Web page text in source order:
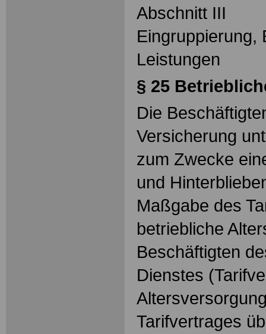
Abschnitt III
Eingruppierung,
Leistungen
§ 25
Die
Versicherung
zum Zwecke
und
Maßgabe des
betriebliche
Beschäftigten
Dienstes
Tarifvertrages